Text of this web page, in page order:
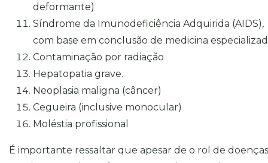
deformante)
Síndrome da Imunodeficiência Adquirida (AIDS),
com base em conclusão de medicina
Contaminação por radiação
Hepatopatia grave.
Neoplasia maligna (câncer)
Cegueira (inclusive monocular)
Moléstia profissional
É importante ressaltar que apesar de o rol de doenças